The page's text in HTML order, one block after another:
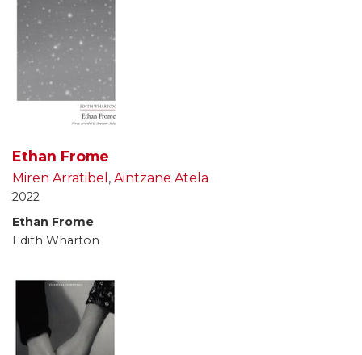
Ethan Frome
Miren Arratibel , Aintzane Atela
2022
Ethan Frome
Edith Wharton